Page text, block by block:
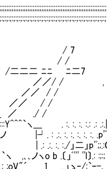
/ / 7
ﾆﾆ ﾆ
二 ﾆﾆ
. ／ ￣ ￣
￣ ￣￣
/ / .ﾆ 二
_ ／ ./ / ﾆ ≡
___ . :. :. :. :.: .: .:.|
:. :. :. :. .p'ﾞ;;.:O . :
p'ﾞ;;.:O . :ｑ .: ;:;ﾞ
`ヽ ,､､ノヽo b .〔」ﾞ''' ''l〕
.:'`;:; ,.: ;oV"´ 1 ..」ゝ‐/